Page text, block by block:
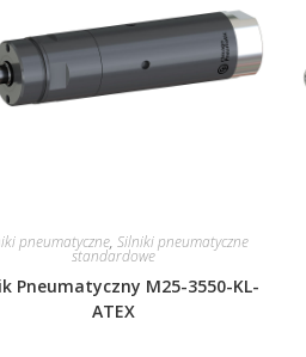
pneumatyczne,Silniki pneumatyczne
standardowe
Pneumatyczny M25-3550-KL-
ATEX